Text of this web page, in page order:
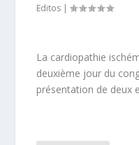
Editos |
La cardiopathie
deuxième jour du
présentation de deux